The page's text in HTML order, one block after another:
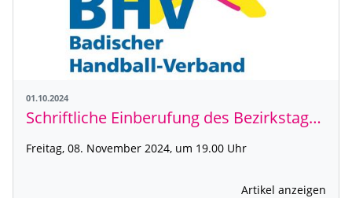
01.10.2024
Schriftliche Einberufung des Bezirkstags Alb-Enz-Saal
Freitag, 08. November 2024, um 19.00 Uhr
Artikel anzeigen